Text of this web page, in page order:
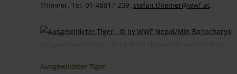
Thiemer, Tel. 01-48817-239, stefan.thiemer@wwf.at.
Ausgewildeter Tiger